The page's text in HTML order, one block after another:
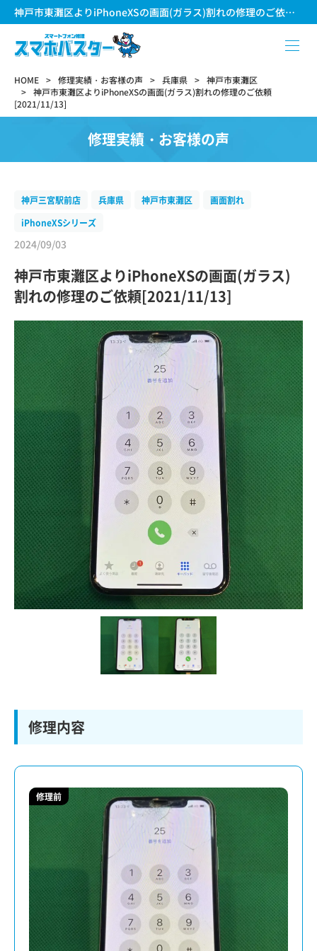
神戸市東灘区よりiPhoneXSの画面(ガラス)割れの修理のご依頼[2021/11/13]
HOME 修理実績・お客様の声 兵庫県
神戸市東灘区
神戸市東灘区よりiPhoneXSの画面(ガラス)割れの修理のご依頼
[2021/11/13]
修理実績・お客様の声
神戸三宮駅前店 兵庫県 神戸市東灘区
画面割れ
iPhoneXSシリーズ
2024/09/03
神戸市東灘区よりiPhoneXSの画面(ガラス)
割れの修理のご依頼[2021/11/13]
修理内容
修理前